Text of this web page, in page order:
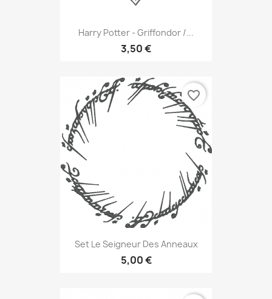
Harry Potter - Griffondor /...
3,50 €
Set Le Seigneur Des Anneaux
5,00 €
favorite_border